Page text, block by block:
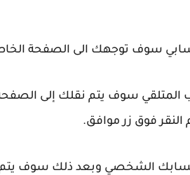
المتلقي سوف يتم نقلك إلى
النقر فوق زر موافق.
حسابك الشخصي وبعد ذلك سوف يتم